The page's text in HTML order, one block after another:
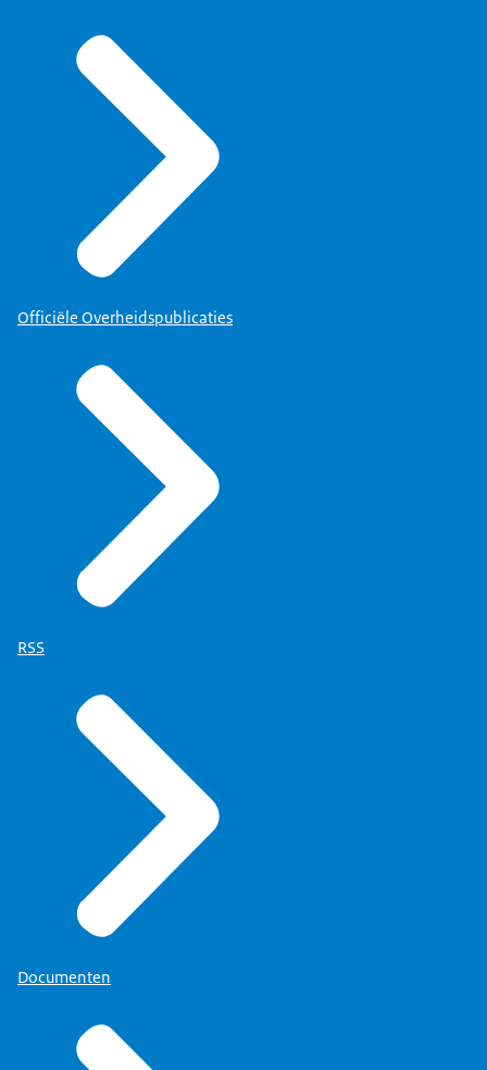
Officiële Overheidspublicaties
RSS
Documenten